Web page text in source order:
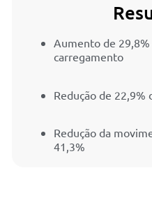
Aumento de 29,8%
carregamento
Redução de
Redução da
41,3%